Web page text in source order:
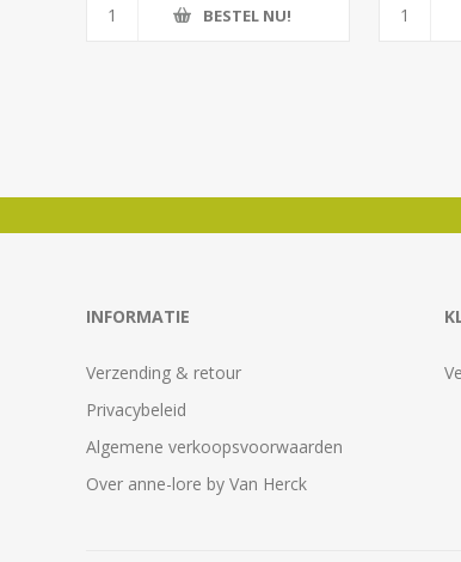
BESTEL NU!
INFORMATIE
Verzending & retour
Privacybeleid
Algemene verkoopsvoorwaarden
Over anne-lore by Van Herck